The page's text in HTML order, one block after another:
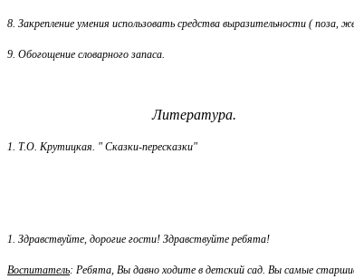
8. Закрепление умения использовать средства выразительности (
9. Обогощение словарного запаса.
Литература.
1. Т.О. Крутицкая. " Сказки-пересказки"
1. Здравствуйте, дорогие гости! Здравствуйте ребята!
Воспитатель: Ребята, Вы давно ходите в детский сад. Вы самые